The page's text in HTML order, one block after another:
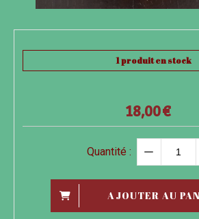
Quantité :
18,00€
1produit en stock
AJOUTER AU